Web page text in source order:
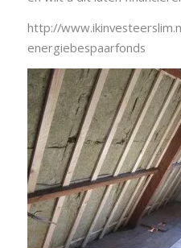
http://
energiebespaarfonds